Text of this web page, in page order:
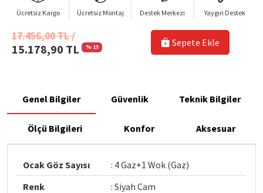
Ücretsiz Kargo Ücretsiz Montaj Destek Merkezi Yaygın Destek
17.456,00 TL /
15.178,90 TL % 13 Sepete Ekle
Genel Bilgiler Güvenlik Teknik Bilgiler
Ölçü Bilgileri Konfor Aksesuar
Ocak Göz Sayısı
: 4 Gaz+1 Wok (Gaz)
Renk
: Siyah Cam